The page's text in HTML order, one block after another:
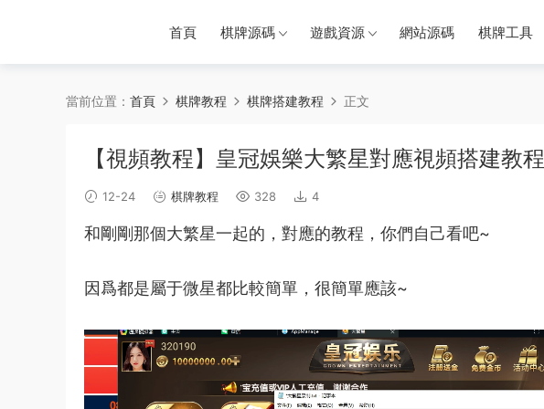
首頁 棋牌源碼 遊戲資源 網站源碼 棋牌工具
當前位置： 首頁 棋牌教程 棋牌搭建教程 正文
【視頻教程】皇冠娛樂大繁星對應視頻搭建教程
12-24 棋牌教程 328 4
和剛剛那個大繁星一起的，對應的教程 ，你們自己看吧~
因爲都是屬于微星都比較簡單，很簡單應該~